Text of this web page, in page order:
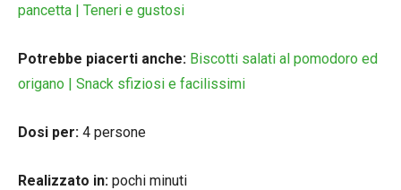
pancetta | Teneri e gustosi
Potrebbe piacerti anche: Biscotti salati al pomodoro ed
origano | Snack sfiziosi e facilissimi
Dosi per: 4 persone
Realizzato in: pochi minuti